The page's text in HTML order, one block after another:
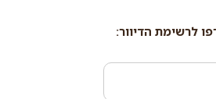
לרשימת הדיוור: